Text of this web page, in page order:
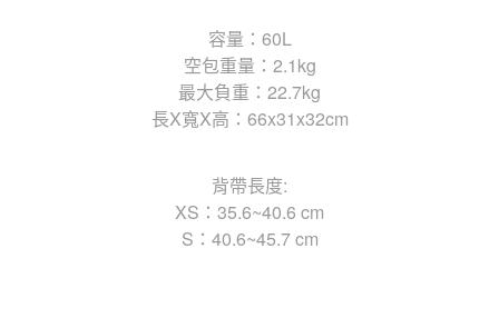
容量：60L
空包重量：2.1kg
最大負重：22.7kg
長X寬X高：66x31x32cm
背帶長度:
XS：35.6~40.6 cm
S：40.6~45.7 cm